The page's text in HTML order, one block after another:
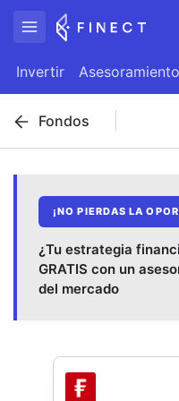
Invertir Asesoramiento
Fondos
¡NO PIERDAS LA
¿Tu estrategia
GRATIS con un
del mercado